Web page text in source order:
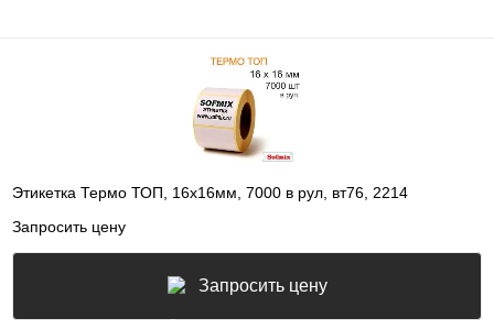
Этикетка Термо ТОП, 16х16мм, 7000 в рул, вт76, 2214
Запросить цену
Запросить цену